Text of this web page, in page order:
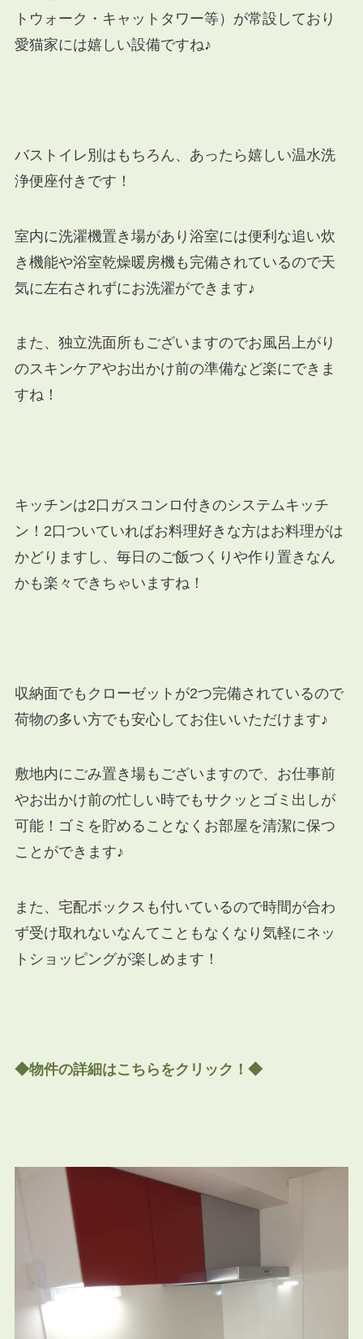
トウォーク・キャットタワー等）が常設しており
愛猫家には嬉しい設備ですね♪
バストイレ別はもちろん、あったら嬉しい温水洗
浄便座付きです！
室内に洗濯機置き場があり浴室には便利な追い炊
き機能や浴室乾燥暖房機も完備されているので天
気に左右されずにお洗濯ができます♪
また、独立洗面所もございますのでお風呂上がり
のスキンケアやお出かけ前の準備など楽にできま
すね！
キッチンは2口ガスコンロ付きのシステムキッチ
ン！2口ついていればお料理好きな方はお料理がは
かどりますし、毎日のご飯つくりや作り置きなん
かも楽々できちゃいますね！
収納面でもクローゼットが2つ完備されているので
荷物の多い方でも安心してお住いいただけます♪
敷地内にごみ置き場もございますので、お仕事前
やお出かけ前の忙しい時でもサクッとゴミ出しが
可能！ゴミを貯めることなくお部屋を清潔に保つ
ことができます♪
また、宅配ボックスも付いているので時間が合わ
ず受け取れないなんてこともなくなり気軽にネッ
トショッピングが楽しめます！
◆物件の詳細はこちらをクリック！◆